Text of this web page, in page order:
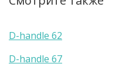
D-handle 62
D-handle 67